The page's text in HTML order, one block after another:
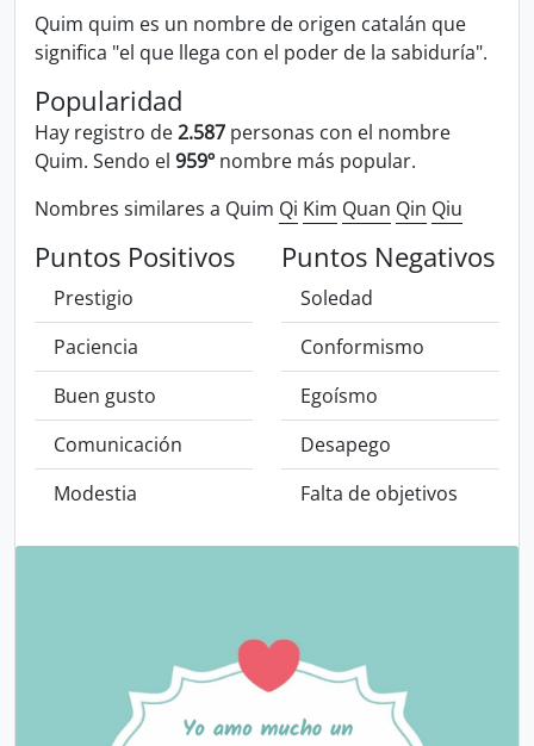
Quim quim es un nombre de origen catalán que
significa "el que llega con el poder de la sabiduría".
Popularidad
Hay registro de2.587 personas con el nombre
Quim. Sendo el 959º nombre más popular.
Nombres similares a Quim Qi Kim Quan Qin Qiu
Puntos Positivos
Prestigio
Paciencia
Buen gusto
Comunicación
Modestia
Puntos Negativos
Soledad
Conformismo
Egoísmo
Desapego
Falta de objetivos